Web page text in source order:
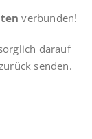
verbunden!
darauf
senden.